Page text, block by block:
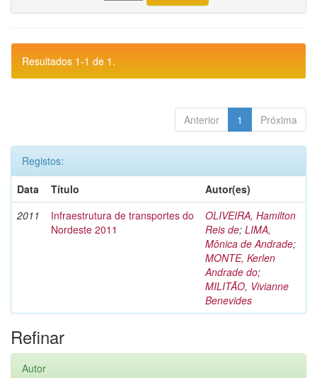
Resultados 1-1 de 1.
Anterior 1 Próxima
Registos:
Data
Título
Autor(es)
2011
Infraestrutura de transportes do
Nordeste 2011
OLIVEIRA, Hamilton
Reis de; LIMA,
Mônica de Andrade;
MONTE, Kerlen
Andrade do;
MILITÃO, Vivianne
Benevides
Refinar
Autor